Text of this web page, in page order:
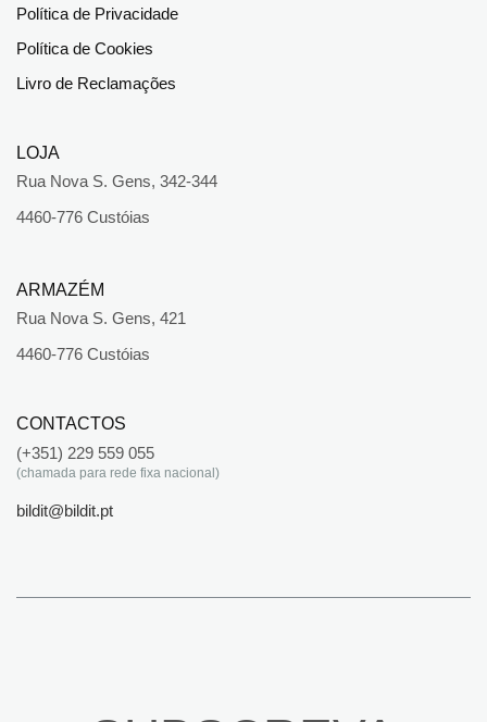
Política de Privacidade
Política de Cookies
Livro de Reclamações
LOJA
Rua Nova S. Gens, 342-344
4460-776 Custóias
ARMAZÉM
Rua Nova S. Gens, 421
4460-776 Custóias
CONTACTOS
(+351) 229 559 055
(chamada para rede fixa nacional)
bildit@bildit.pt